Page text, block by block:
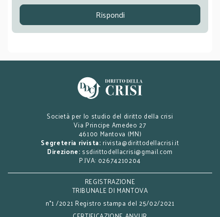
Rispondi
Società per lo studio del diritto della crisi
Via Principe Amedeo 27
46100 Mantova (MN)
Segreteria rivista: rivista@dirittodellacrisi.it
Direzione: ssdirittodellacrisi@gmail.com
P.IVA: 02674210204
REGISTRAZIONE
TRIBUNALE DI MANTOVA
n°1 /2021 Registro stampa del 25/02/2021